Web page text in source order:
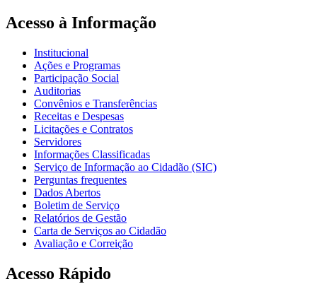
Acesso à Informação
Institucional
Ações e Programas
Participação Social
Auditorias
Convênios e Transferências
Receitas e Despesas
Licitações e Contratos
Servidores
Informações Classificadas
Serviço de Informação ao Cidadão (SIC)
Perguntas frequentes
Dados Abertos
Boletim de Serviço
Relatórios de Gestão
Carta de Serviços ao Cidadão
Avaliação e Correição
Acesso Rápido